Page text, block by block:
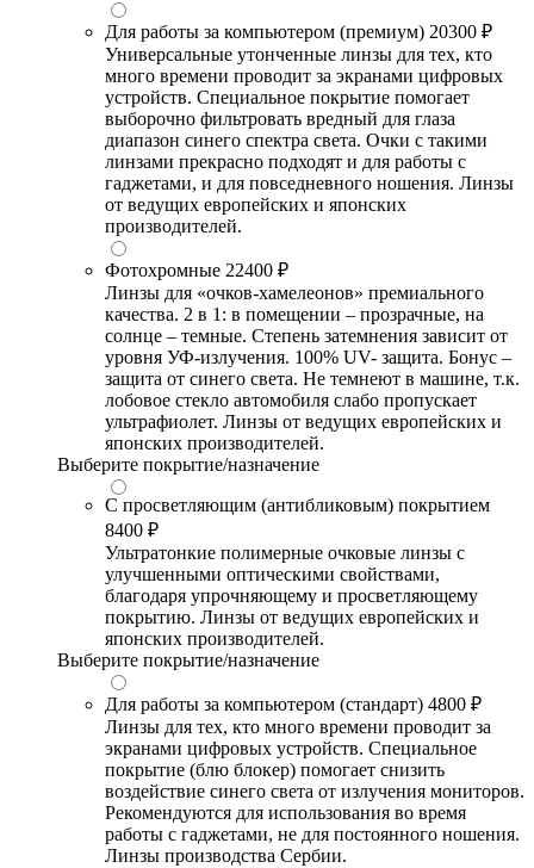
Для работы за компьютером (премиум) 20300 ₽
Универсальные утонченные линзы для тех, кто
много времени проводит за экранами цифровых
устройств. Специальное покрытие помогает
выборочно фильтровать вредный для глаза
диапазон синего спектра света. Очки с такими
линзами прекрасно подходят и для работы с
гаджетами, и для повседневного ношения. Линзы
от ведущих европейских и японских
производителей.
Фотохромные 22400 ₽
Линзы для «очков-хамелеонов» премиального
качества. 2 в 1: в помещении – прозрачные, на
солнце – темные. Степень затемнения зависит от
уровня УФ-излучения. 100% UV- защита. Бонус –
защита от синего света. Не темнеют в машине, т.к.
лобовое стекло автомобиля слабо пропускает
ультрафиолет. Линзы от ведущих европейских и
японских производителей.
Выберите покрытие/назначение
С просветляющим (антибликовым) покрытием
8400 ₽
Ультратонкие полимерные очковые линзы с
улучшенными оптическими свойствами,
благодаря упрочняющему и просветляющему
покрытию. Линзы от ведущих европейских и
японских производителей.
Выберите покрытие/назначение
Для работы за компьютером (стандарт) 4800 ₽
Линзы для тех, кто много времени проводит за
экранами цифровых устройств. Специальное
покрытие (блю блокер) помогает снизить
воздействие синего света от излучения мониторов.
Рекомендуются для использования во время
работы с гаджетами, не для постоянного ношения.
Линзы производства Сербии.